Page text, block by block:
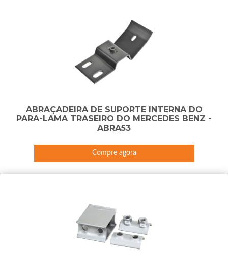
ABRAÇADEIRA DE SUPORTE INTERNA DO
PARA-LAMA TRASEIRO DO MERCEDES BENZ -
ABRA53
Compre agora